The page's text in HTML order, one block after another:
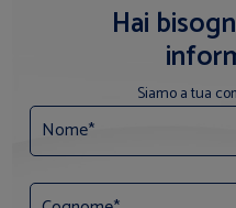
Hai
Siamo a tua